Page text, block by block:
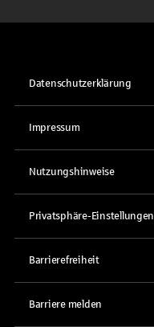
Datenschutzerklärung
Impressum
Nutzungshinweise
Privatsphäre-Einstellungen
Barrierefreiheit
Barriere melden